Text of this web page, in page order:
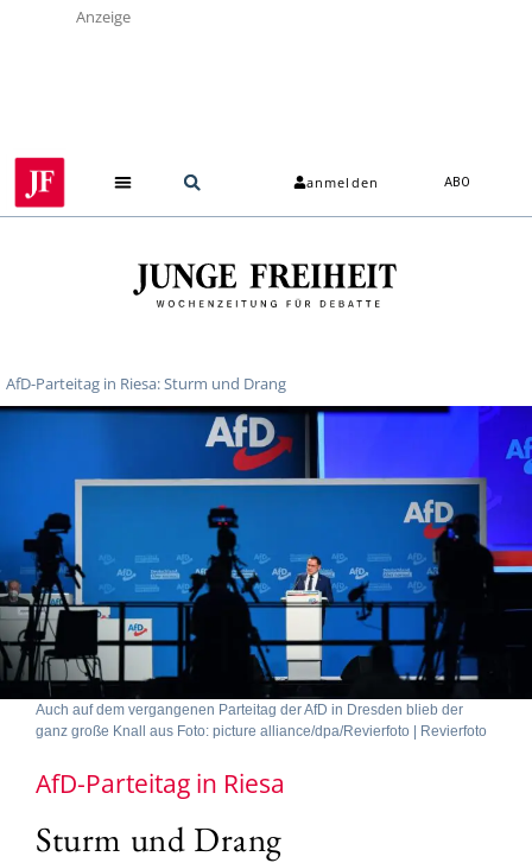
Anzeige
anmelden ABO
AfD-Parteitag in Riesa: Sturm und Drang
Auch auf dem vergangenen Parteitag der AfD in Dresden blieb der
ganz große Knall aus Foto: picture alliance/dpa/Revierfoto | Revierfoto
AfD-Parteitag in Riesa
Sturm und Drang